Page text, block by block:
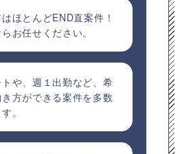
ほとんどEND直案件！
お任せください。
や、週１出勤など、希
方ができる案件を多数
。